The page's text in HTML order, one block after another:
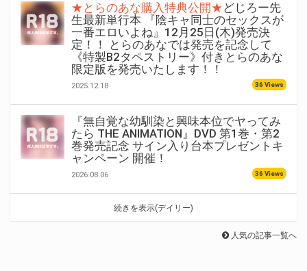
★とらのあな購入特典公開★どじろー先
生最新単行本 『陰キャ同士のセックスが
一番エロいよね』12月25日(木)発売決
定！！ とらのあなでは発売を記念して
《特製B2タペストリー》付きとらのあな
限定版を発売いたします！！
2025.12.18 36 Views
『無自覚な幼馴染と興味本位でヤってみ
たら THE ANIMATION』DVD 第1巻・第2
巻発売記念 サイン入り台本プレゼントキ
ャンペーン 開催！
2026.08.06 36 Views
続きを表示(デイリー)
人気の記事一覧へ